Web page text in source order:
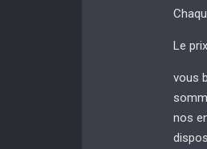
Le
vous
nos